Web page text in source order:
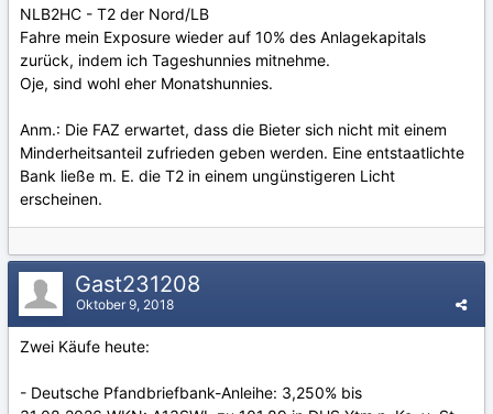
NLB2HC - T2 der Nord/LB
Fahre mein Exposure wieder auf 10% des Anlagekapitals
zurück, indem ich Tageshunnies mitnehme.
Oje, sind wohl eher Monatshunnies.
Anm.: Die FAZ erwartet, dass die Bieter sich nicht mit einem
Minderheitsanteil zufrieden geben werden. Eine entstaatlichte
Bank ließe m. E. die T2 in einem ungünstigeren Licht
erscheinen.
Gast231208
Oktober 9, 2018
Zwei Käufe heute:
- Deutsche Pfandbriefbank-Anleihe: 3,250% bis